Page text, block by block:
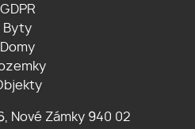
GDPR
Byty
Domy
Nové Zámky 940 02